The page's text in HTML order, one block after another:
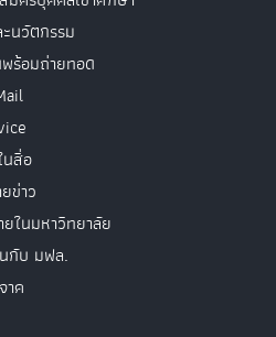
นวัตกรรม
ร้อมถ่ายทอด
สื่อ
ข่าว
ในมหาวิทยาลัย
กับ มฟล.
าค